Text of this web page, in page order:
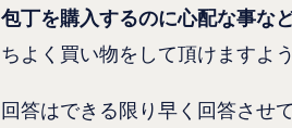
包丁を購入するのに心配な事な
ちよく買い物をして頂けますよ
回答はできる限り早く回答させ